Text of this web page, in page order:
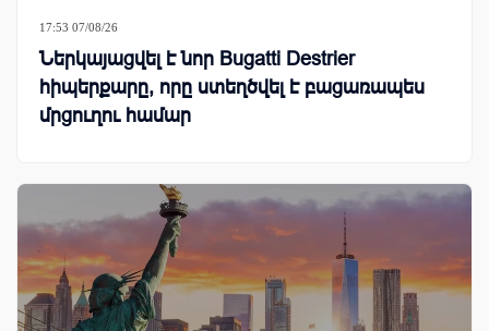
17:53 07/08/26
Ներկայացվել է նոր Bugatti Destrier
հիպերքարը, որը ստեղծվել է բացառապես
մրցուղու համար